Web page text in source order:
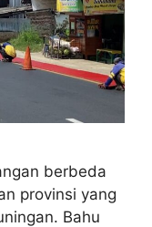
berbeda
provinsi yang
Bahu